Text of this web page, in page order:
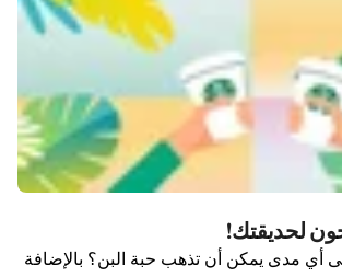
لحديقتك!
أي مدى يمكن أن تذهب حبة البن؟ بالإضافة